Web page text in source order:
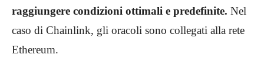
raggiungere condizioni ottimali e predefinite. Nel
caso di Chainlink, gli oracoli sono collegati alla rete
Ethereum.